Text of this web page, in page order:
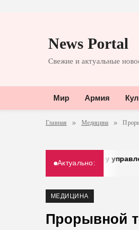
News Portal
Свежие и актуальные
Мир Армия
Главная Медицина
Актуально:
на систему управления
МЕДИЦИНА
Прорывной